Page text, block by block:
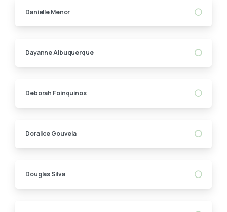
Danielle Menor
Dayanne Albuquerque
Deborah Foinquinos
Doralice Gouveia
Douglas Silva